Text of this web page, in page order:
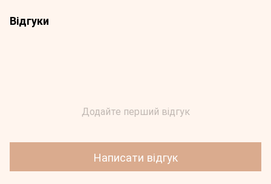
Відгуки
Додайте перший відгук
Написати відгук